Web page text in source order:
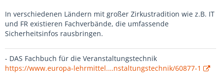
In verschiedenen Ländern mit großer Zirkustradition wie z.B. IT
und FR existieren Fachverbände, die umfassende
Sicherheitsinfos rausbringen.
- DAS Fachbuch für die Veranstaltungstechnik
https://www.europa-lehrmittel.…nstaltungstechnik/60877-1